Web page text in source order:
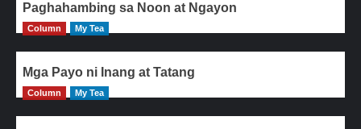
Paghahambing sa Noon at Ngayon
Column My Tea
Mga Payo ni Inang at Tatang
Column My Tea